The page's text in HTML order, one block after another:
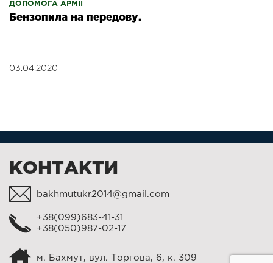
ДОПОМОГА АРМІЇ
Бензопила на передову.
03.04.2020
КОНТАКТИ
bakhmutukr2014@gmail.com
+38(099)683-41-31
+38(050)987-02-17
м. Бахмут, вул. Торгова, 6, к. 309